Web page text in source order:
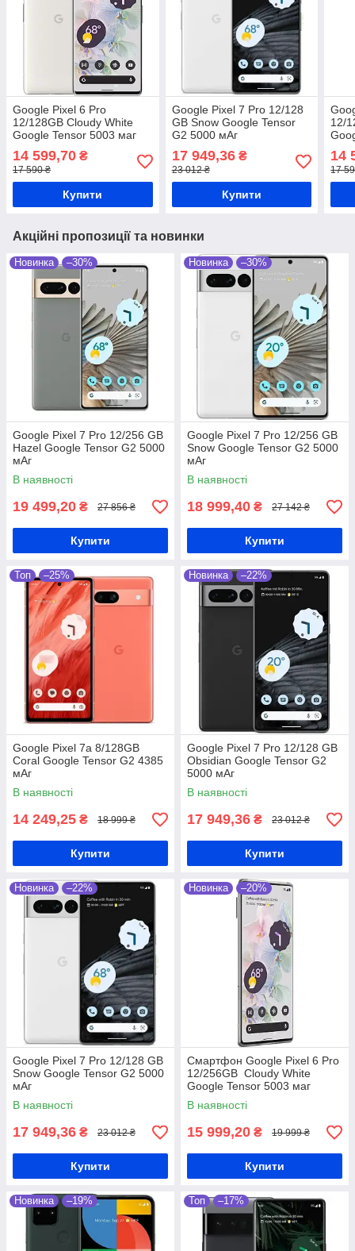
Google Pixel 6 Pro
12/128GB Cloudy White
Google Tensor 5003 маг
14 599,70 ₴
17 590 ₴
Купити
Google Pixel 7 Pro 12/128
GB Snow Google Tensor
G2 5000 мАг
17 949,36₴
23 012 ₴
Купити
12/
14
17
Акційні пропозиції та новинки
Новинка –30%
Google Pixel 7 Pro 12/256 GB
Hazel Google Tensor G2 5000
мАг
В наявності
19 499,20 ₴ 27 856 ₴
Купити
Новинка –30%
Google Pixel 7 Pro 12/256 GB
Snow Google Tensor G2 5000
мАг
В наявності
18 999,40 ₴ 27 142 ₴
Купити
Топ –25%
Google Pixel 7a 8/128GB
Coral Google Tensor G2 4385
мАг
В наявності
14 249,25 ₴ 18 999 ₴
Купити
Новинка –22%
Google Pixel 7 Pro 12/128 GB
Obsidian Google Tensor G2
5000 мАг
В наявності
17 949,36 ₴ 23 012 ₴
Купити
Новинка –22%
Google Pixel 7 Pro 12/128 GB
Snow Google Tensor G2 5000
мАг
В наявності
17 949,36 ₴ 23 012 ₴
Купити
Новинка –20%
Смартфон Google Pixel 6 Pro
12/256GB Cloudy White
Google Tensor 5003 маг
В наявності
15 999,20 ₴ 19 999 ₴
Купити
Новинка –19% Топ –17%